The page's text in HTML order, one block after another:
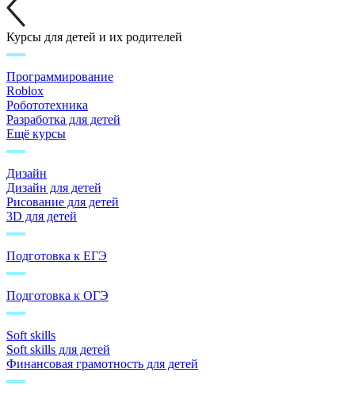
Курсы для детей и их родителей
Программирование
Roblox
Робототехника
Разработка для детей
Ещё курсы
Дизайн
Дизайн для детей
Рисование для детей
3D для детей
Подготовка к ЕГЭ
Подготовка к ОГЭ
Soft skills
Soft skills для детей
Финансовая грамотность для детей